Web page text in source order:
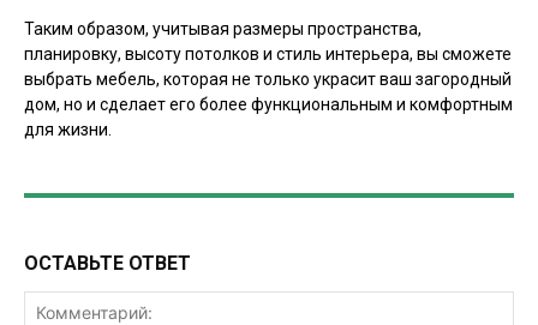
Таким образом, учитывая размеры пространства,
планировку, высоту потолков и стиль интерьера, вы сможете
выбрать мебель, которая не только украсит ваш загородный
дом, но и сделает его более функциональным и комфортным
для жизни.
ОСТАВЬТЕ ОТВЕТ